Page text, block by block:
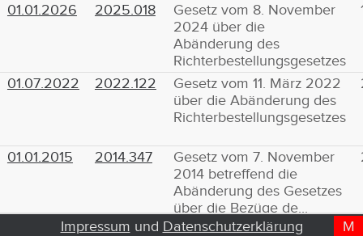
01.01.2026
2025.018
Gesetz vom 8. November
2024 über die
Abänderung des
Richterbestellungsgesetzes
01.07.2022 2022.122
Gesetz vom 11. März 2022
über die Abänderung des
Richterbestellungsgesetzes
01.01.2015 2014.347
Gesetz vom 7. November
2014 betreffend die
Abänderung des Gesetzes
über die Bezüge de...
01.01.2010 2009.379 Gesetz vom 20. NovemberD
T
M
Impressum und Datenschutzerklärung